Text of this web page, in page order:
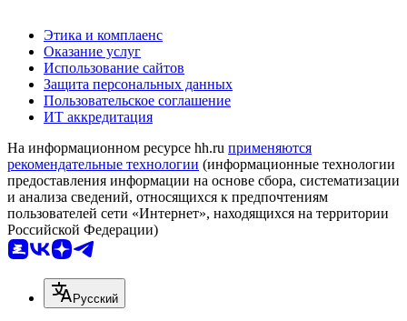
Этика и комплаенс
Оказание услуг
Использование сайтов
Защита персональных данных
Пользовательское соглашение
ИТ аккредитация
На информационном ресурсе hh.ru применяются
рекомендательные технологии (информационные технологии
предоставления информации на основе сбора, систематизации
и анализа сведений, относящихся к предпочтениям
пользователей сети «Интернет», находящихся на территории
Российской Федерации)
Русский